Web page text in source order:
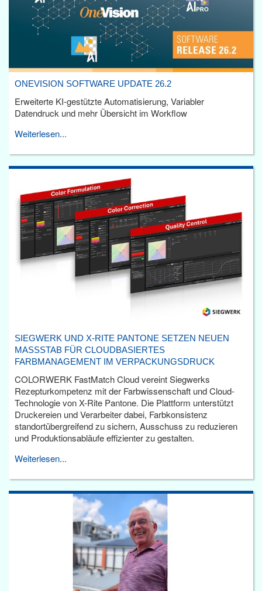
ONEVISION SOFTWARE UPDATE 26.2
Erweiterte KI-gestützte Automatisierung, Variabler
Datendruck und mehr Übersicht im Workflow
Weiterlesen...
SIEGWERK UND X-RITE PANTONE SETZEN NEUEN
MASSSTAB FÜR CLOUDBASIERTES F
ARBMANAGEMENT IM VERPACKUNGSDRUCK
COLORWERK FastMatch Cloud vereint Siegwerks
Rezepturkompetenz mit der Farbwissenschaft und Cloud-
Technologie von X-Rite Pantone. Die Plattform unterstützt
Druckereien und Verarbeiter dabei, Farbkonsistenz
standortübergreifend zu sichern, Ausschuss zu reduzieren
und Produktionsabläufe effizienter zu gestalten.
Weiterlesen...